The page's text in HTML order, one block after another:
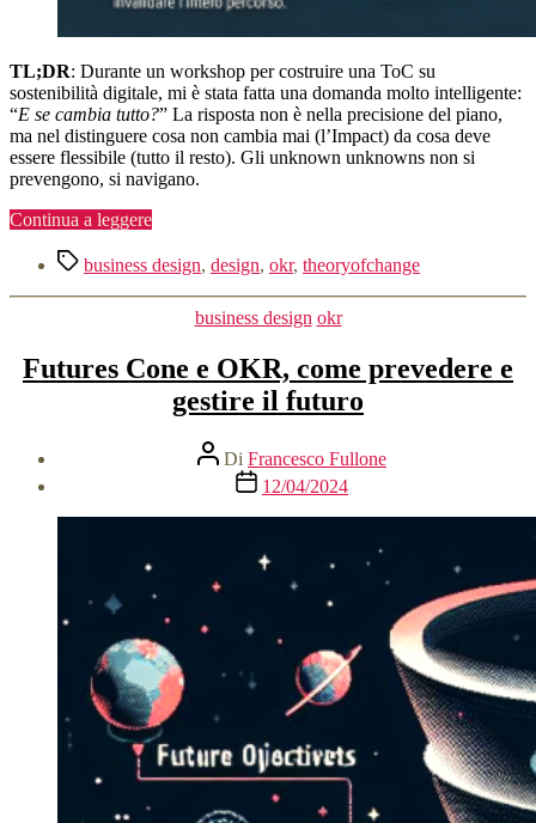
TL;DR: Durante un workshop per costruire una ToC su
sostenibilità digitale, mi è stata fatta una domanda molto intelligente:
“E se cambia tutto?” La risposta non è nella precisione del piano,
ma nel distinguere cosa non cambia mai (l’Impact) da cosa deve
essere flessibile (tutto il resto). Gli unknown unknowns non si
prevengono, si navigano.
Continua a leggere“Theory
Change
unknown
unknowns”
Tagbusiness design, design, okr, theoryofchange
Categorie
business design okr
Futures Cone e OKR, come prevedere e
gestire il futuro
Autore
articolo
Di Francesco Fullone
Data
dell'articolo
12/04/2024